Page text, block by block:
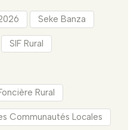
Seke Banza
SIF Rural
Rural
Communautés Locales